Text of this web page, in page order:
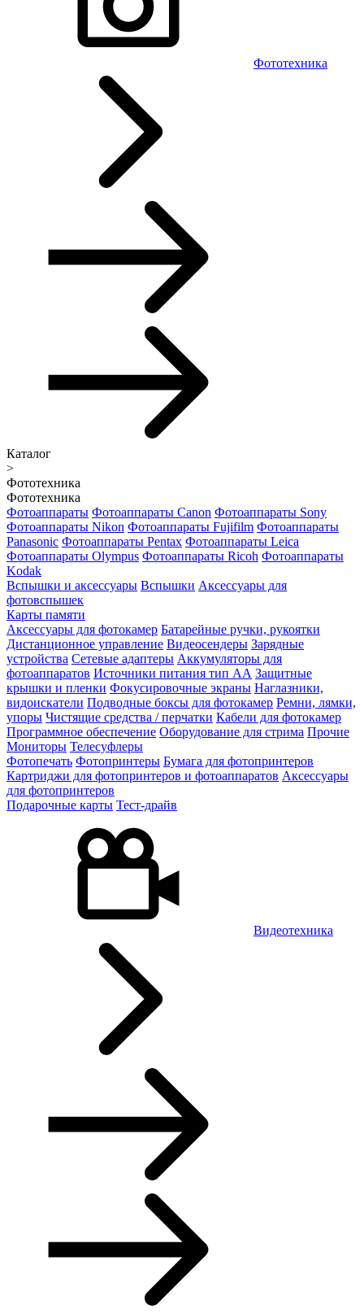
Фототехника
Каталог
>
Фототехника
Фототехника
Фотоаппараты Фотоаппараты Canon Фотоаппараты Sony
Фотоаппараты Nikon Фотоаппараты Fujifilm Фотоаппараты
Panasonic Фотоаппараты Pentax Фотоаппараты Leica
Фотоаппараты Olympus Фотоаппараты Ricoh Фотоаппараты
Kodak
Вспышки и аксессуары Вспышки Аксессуары для
фотовспышек
Карты памяти
Аксессуары для фотокамер Батарейные ручки, рукоятки
Дистанционное управление Видеосендеры Зарядные
устройства Сетевые адаптеры Аккумуляторы для
фотоаппаратов Источники питания тип АА Защитные
крышки и пленки Фокусировочные экраны Наглазники,
видоискатели Подводные боксы для фотокамер Ремни, лямки,
упоры Чистящие средства / перчатки Кабели для фотокамер
Программное обеспечение Оборудование для стрима Прочие
Мониторы Телесуфлеры
Фотопечать Фотопринтеры Бумага для фотопринтеров
Картриджи для фотопринтеров и фотоаппаратов Аксессуары
для фотопринтеров
Подарочные карты Тест-драйв
Видеотехника